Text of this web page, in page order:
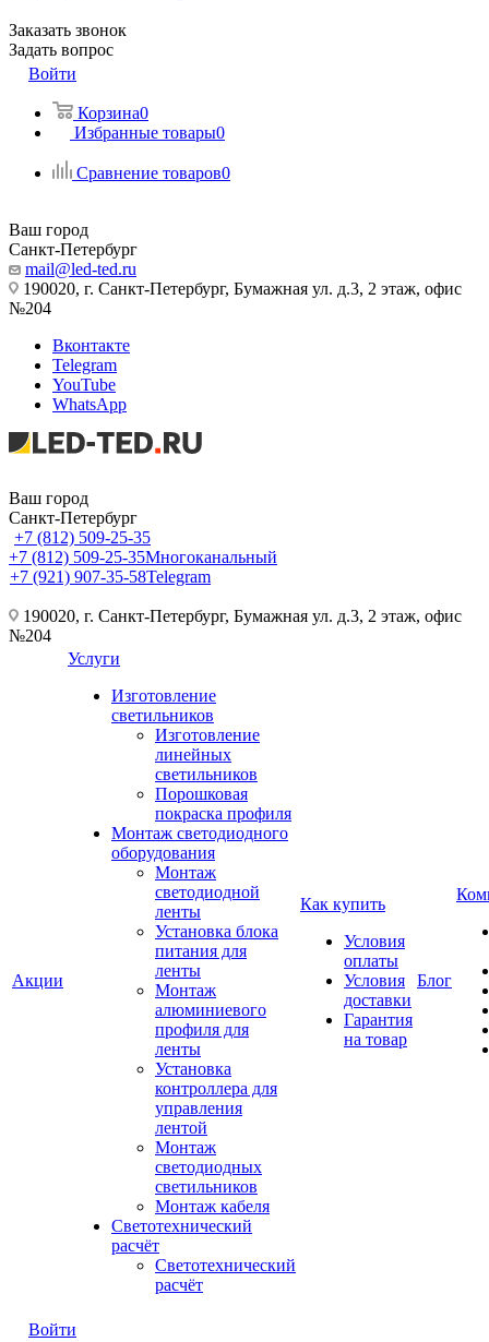
Заказать звонок
Задать вопрос
Войти
Корзина0
Избранные товары0
Сравнение товаров0
Ваш город
Санкт-Петербург
mail@led-ted.ru
190020, г. Санкт-Петербург, Бумажная ул. д.3, 2 этаж, офис
№204
Вконтакте
Telegram
YouTube
WhatsApp
Ваш город
Санкт-Петербург
+7 (812) 509-25-35
+7 (812) 509-25-35Многоканальный
+7 (921) 907-35-58Telegram
190020, г. Санкт-Петербург, Бумажная ул. д.3, 2 этаж, офис
№204
Акции
Услуги
Изготовление
светильников
Изготовление
линейных
светильников
Порошковая
покраска профиля
Монтаж светодиодного
оборудования
Монтаж
светодиодной
ленты
Установка блока
питания для
ленты
Монтаж
алюминиевого
профиля для
ленты
Установка
контроллера для
управления
лентой
Монтаж
светодиодных
светильников
Монтаж кабеля
Светотехнический
расчёт
Светотехнический
расчёт
Как купить
Условия
оплаты
Условия
доставки
Гарантия
на товар
Блог
Войти